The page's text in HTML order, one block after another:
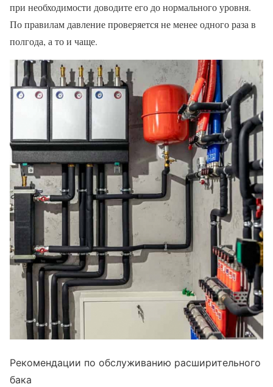
при необходимости доводите его до нормального уровня.
По правилам давление проверяется не менее одного раза в
полгода, а то и чаще.
Рекомендации по обслуживанию расширительного
бака